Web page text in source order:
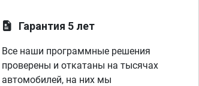
Гарантия 5 лет
Все наши программные решения
проверены и откатаны на тысячах
автомобилей, на них мы